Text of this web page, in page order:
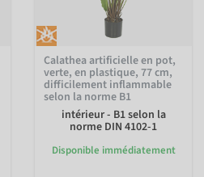
Calathea artificielle en pot,
verte, en plastique, 77 cm,
difficilement inflammable
selon la norme B1
intérieur - B1 selon la
norme DIN 4102-1
Disponible immédiatement